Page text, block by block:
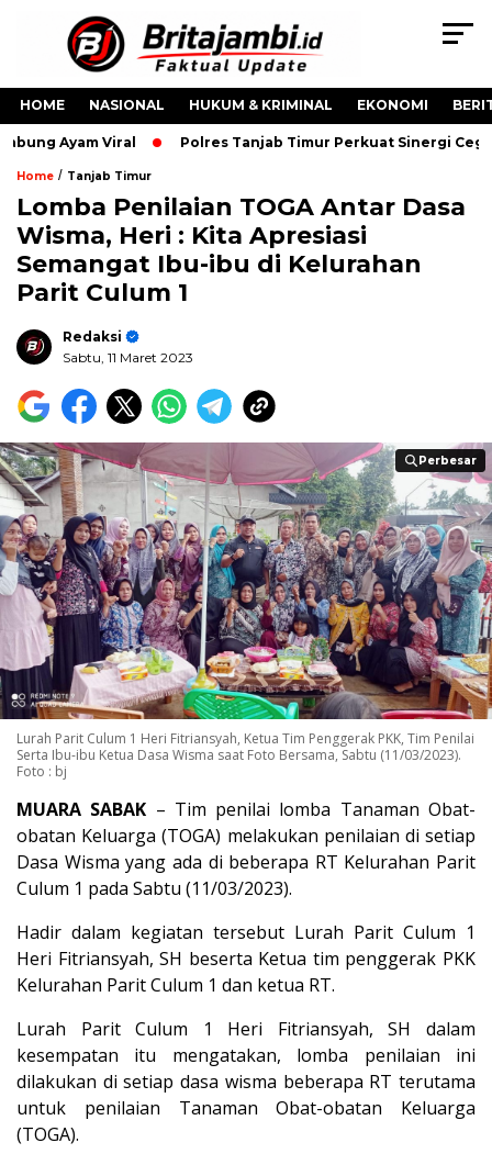
HOME NASIONAL HUKUM & KRIMINAL EKONOMI
Ayam Viral Polres Tanjab Timur Perkuat Sinergi Cegah
Home / Tanjab Timur
Lomba Penilaian TOGA Antar Dasa
Wisma, Heri : Kita Apresiasi
Semangat Ibu-ibu di Kelurahan
Parit Culum 1
Redaksi
Sabtu, 11 Maret 2023
Perbesar
Perbesar
Lurah Parit Culum 1 Heri Fitriansyah, Ketua Tim Penggerak PKK, Tim Penilai
Serta Ibu-ibu Ketua Dasa Wisma saat Foto Bersama, Sabtu (11/03/2023).
Foto : bj
MUARA SABAK – Tim penilai lomba Tanaman Obat-
obatan Keluarga (TOGA) melakukan penilaian di setiap
Dasa Wisma yang ada di beberapa RT Kelurahan Parit
Culum 1 pada Sabtu (11/03/2023).
Hadir dalam kegiatan tersebut Lurah Parit Culum 1
Heri Fitriansyah, SH beserta Ketua tim penggerak PKK
Kelurahan Parit Culum 1 dan ketua RT.
Lurah Parit Culum 1 Heri Fitriansyah, SH dalam
kesempatan itu mengatakan, lomba penilaian ini
dilakukan di setiap dasa wisma beberapa RT terutama
untuk penilaian Tanaman Obat-obatan Keluarga
(TOGA).